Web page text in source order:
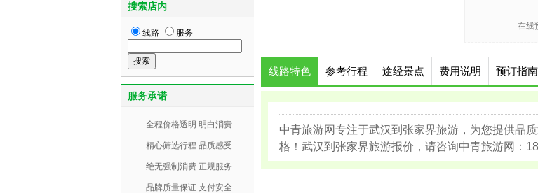
在线
线路特色 参考行程 途经景点 费用说明 预订指南
中青旅游网专注于武汉到张家界旅游，为您提供品
格！武汉到张家界旅游报价，请咨询中青旅游网：
搜索店内
线路 服务
服务承诺
全程价格透明 明白消费
精心筛选行程 品质感受
绝无强制消费 正规服务
品牌质量保证 支付安全